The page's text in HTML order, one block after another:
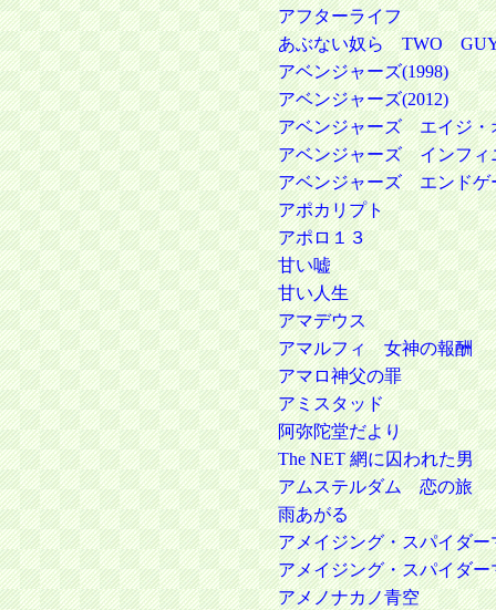
アフターライフ
あぶない奴ら TWO
アベンジャーズ(1998)
アベンジャーズ(2012)
アベンジャーズ エイジ・
アベンジャーズ インフィ
アベンジャーズ エンドゲ
アポカリプト
アポロ１３
甘い嘘
甘い人生
アマデウス
アマルフィ 女神の報酬
アマロ神父の罪
アミスタッド
阿弥陀堂だより
The NET 網に囚われた男
アムステルダム 恋の旅
雨あがる
アメイジング・スパイダー
アメイジング・スパイダー
アメノナカノ青空